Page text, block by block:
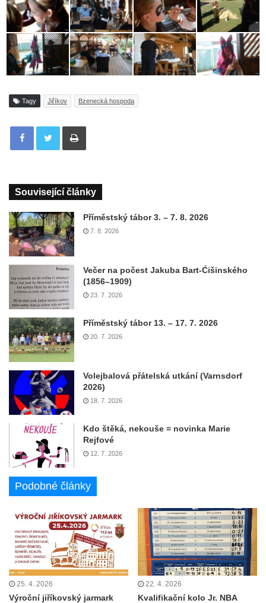
Tagy Jiříkov Bzenecká hospoda
Tisknout
Související články
Příměstský tábor 3. – 7. 8. 2026
7. 8. 2026
Večer na počest Jakuba Bart-Ćišinského
(1856–1909)
23. 7. 2026
Příměstský tábor 13. – 17. 7. 2026
20. 7. 2026
Volejbalová přátelská utkání (Varnsdorf
2026)
18. 7. 2026
Kdo štěká, nekouše = novinka Marie
Rejfové
12. 7. 2026
Podobné články
25. 4. 2026
Výroční jiříkovský jarmark
22. 4. 2026
Kvalifikační kolo Jr. NBA